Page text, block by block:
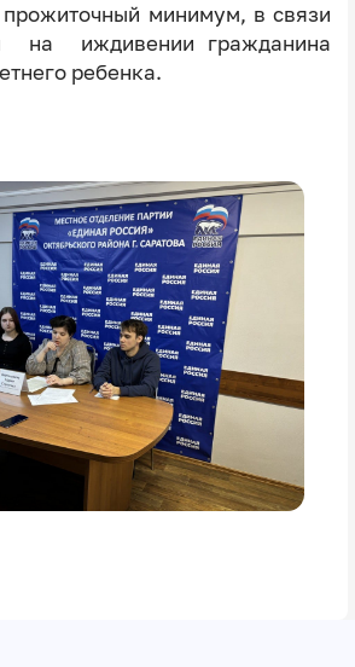
минимум, в связи
на иждивении гражданина
ребенка.